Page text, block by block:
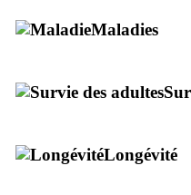
Maladies
Longévité